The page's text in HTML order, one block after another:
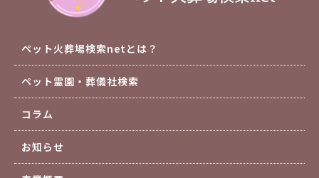
ペット火葬場検索netとは？
ペット霊園・葬儀社検索
コラム
お知らせ